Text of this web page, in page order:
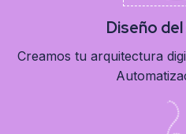
Diseño
Creamos tu arquitectura